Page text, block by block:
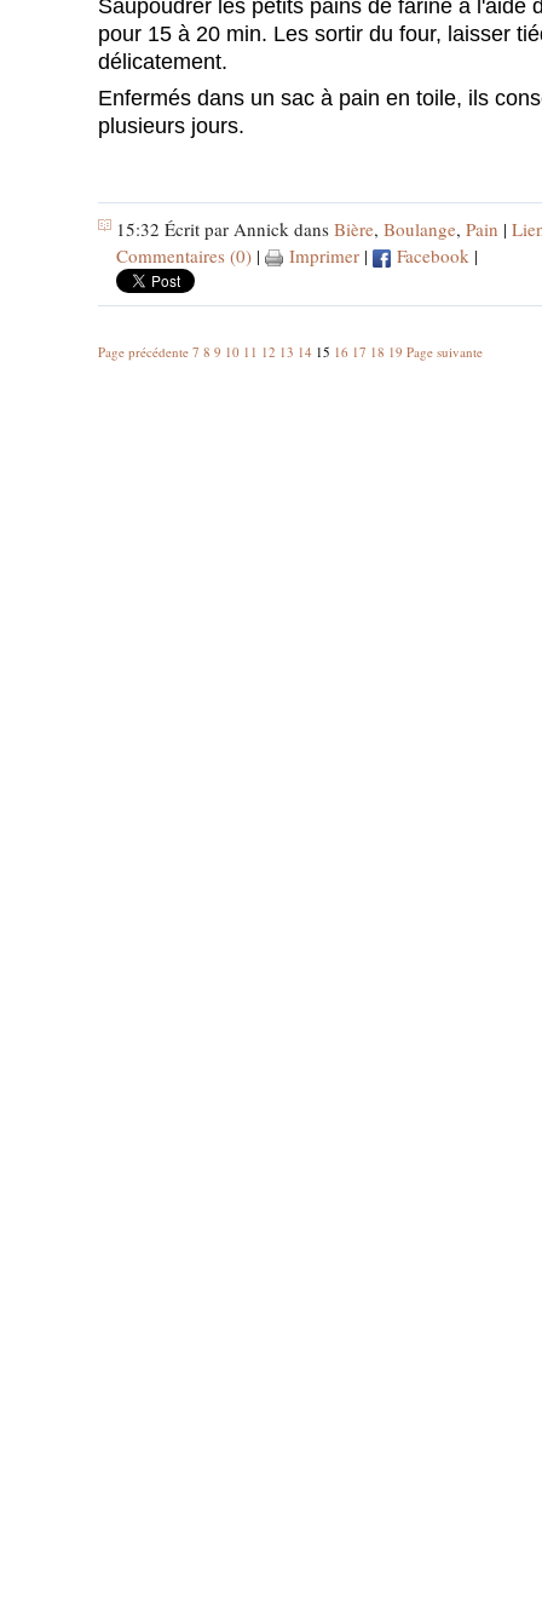
Saupoudrer les petits pains de farine à l'aide
pour 15 à 20 min. Les sortir du four, laisser
délicatement.
Enfermés dans un sac à pain en toile, ils
plusieurs jours.
15:32 Écrit par Annick dans Bière, Boulange, Pain |
Commentaires (0) | Imprimer | Facebook |
Page précédente 7 8 9 10 11 12 13 14 15 16 17 18 19 Page suivante